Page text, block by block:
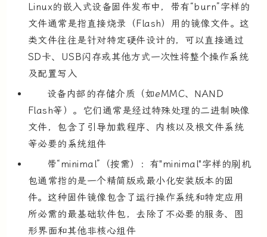
Linux的嵌入式设备固件发布中，带有“burn”字样的
文件通常是指直接烧录（Flash）用的镜像文件。这
类文件往往是针对特定硬件设计的，可以直接通过
SD卡、USB闪存或其他方式一次性将整个操作系统
及配置写入
设备内部的存储介质（如eMMC、NAND
Flash等）。它们通常是经过特殊处理的二进制映像
文件，包含了引导加载程序、内核以及根文件系统
等必要的系统组件
带“minimal”（按需）：有"minimal"字样的刷机
包通常指的是一个精简版或最小化安装版本的固
件。这种固件镜像包含了运行操作系统和特定应用
所必需的最基础软件包，去除了不必要的服务、图
形界面和其他非核心组件